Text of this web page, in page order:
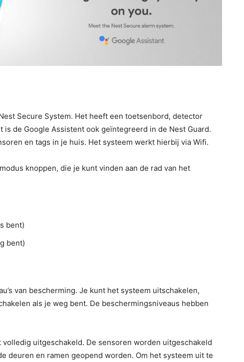
Secure System. Het heeft een toetsenbord, detector
is de Google Assistent ook geïntegreerd in de Nest Guard.
en tags in je huis. Het systeem werkt hierbij via Wifi.
knoppen, die je kunt vinden aan de rad van het
bent)
bent)
van bescherming. Je kunt het systeem uitschakelen,
als je weg bent. De beschermingsniveaus hebben
uitgeschakeld. De sensoren worden uitgeschakeld
deuren en ramen geopend worden. Om het systeem uit te